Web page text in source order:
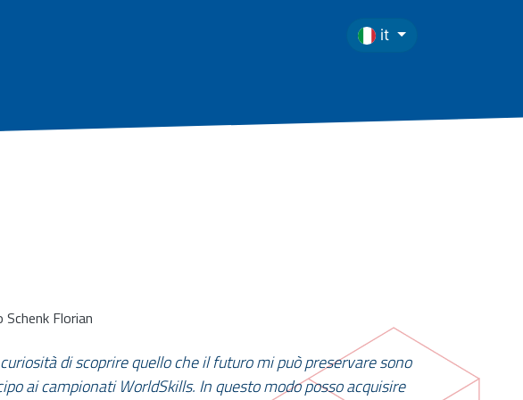
it
Florian
di scoprire quello che il futuro mi può preservare sono
ai campionati WorldSkills. In questo modo posso acquisire